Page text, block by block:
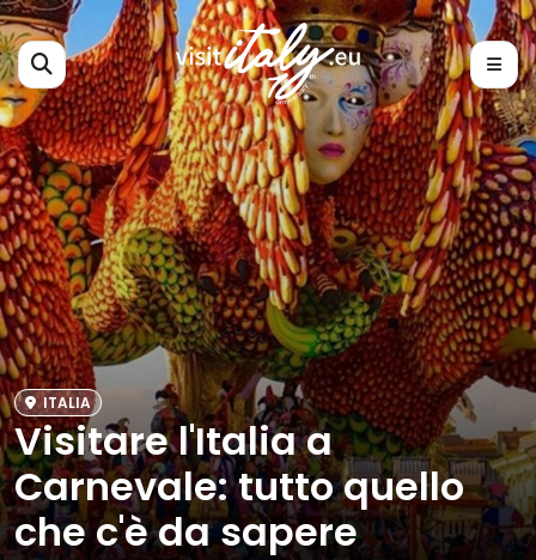
ITALIA
Visitare l'Italia a
Carnevale: tutto quello
che c'è da sapere